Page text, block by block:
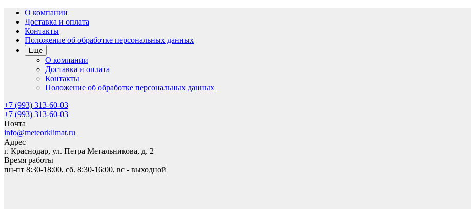
О компании
Доставка и оплата
Контакты
Положение об обработке персональных данных
Еще
О компании
Доставка и оплата
Контакты
Положение об обработке персональных данных
+7 (993) 313-60-03
+7 (993) 313-60-03
Почта
info@meteorklimat.ru
Адрес
г. Краснодар, ул. Петра Метальникова, д. 2
Время работы
пн-пт 8:30-18:00, сб. 8:30-16:00, вс - выходной